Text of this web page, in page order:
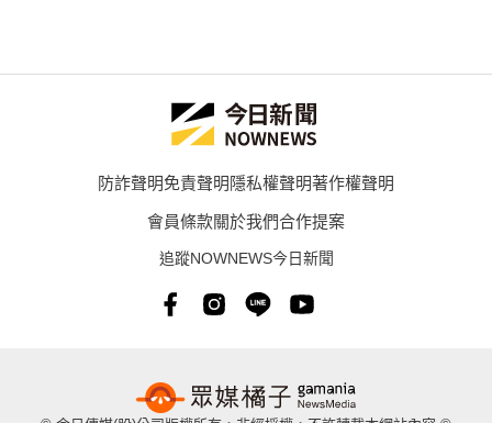
防詐聲明免責聲明隱私權聲明著作權聲明
會員條款關於我們合作提案
追蹤NOWNEWS今日新聞